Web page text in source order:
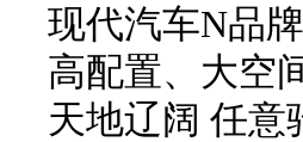
现代汽车N品
高配置、大空
天地辽阔 任意